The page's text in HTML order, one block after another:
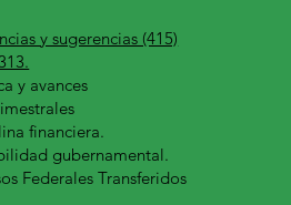
y sugerencias (415)
y avances
financiera.
gubernamental.
Federales Transferidos